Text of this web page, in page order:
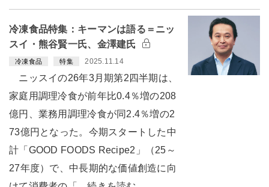
冷凍食品特集：キーマンは語る＝ニッ
スイ・熊谷賢一氏、金澤建氏
冷凍食品 特集 2025.11.14
ニッスイの26年3月期第2四半期は、
家庭用調理冷食が前年比0.4％増の208
億円、業務用調理冷食が同2.4％増の2
73億円となった。今期スタートした中
計「GOOD FOODS Recipe2」（25～
27年度）で、中長期的な価値創造に向